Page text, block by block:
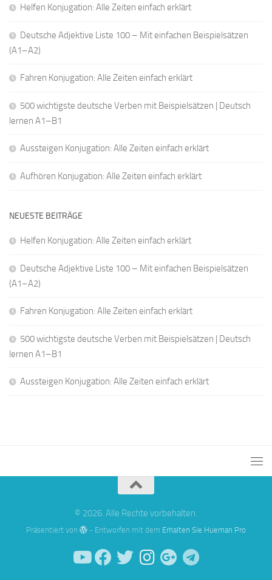
Helfen Konjugation: Alle Zeiten einfach erklärt
Deutsche Adjektive Liste 100 – Mit einfachen Beispielsätzen
(A1–A2)
Fahren Konjugation: Alle Zeiten einfach erklärt
500 wichtigste deutsche Verben mit Beispielsätzen | Deutsch
lernen A1–B1
Aussteigen Konjugation: Alle Zeiten einfach erklärt
Aufhören Konjugation: Alle Zeiten einfach erklärt
NEUESTE BEITRÄGE
Helfen Konjugation: Alle Zeiten einfach erklärt
Deutsche Adjektive Liste 100 – Mit einfachen Beispielsätzen
(A1–A2)
Fahren Konjugation: Alle Zeiten einfach erklärt
500 wichtigste deutsche Verben mit Beispielsätzen | Deutsch
lernen A1–B1
Aussteigen Konjugation: Alle Zeiten einfach erklärt
© 2026. Alle Rechte vorbehalten.
Präsentiert von - Entworfen mit dem Erhalten Sie Hueman Pro